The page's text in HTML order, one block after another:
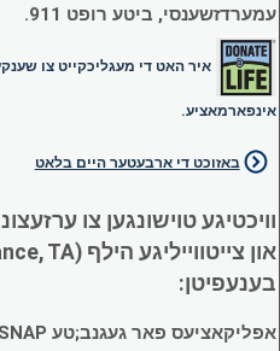
עמערדזשענסי, ביטע רופט 911.
איר האט די מעגליכקייט צו
אינפארמאציע.
באזוכט די ארבעטער היים בלאט
בענעפיטן: